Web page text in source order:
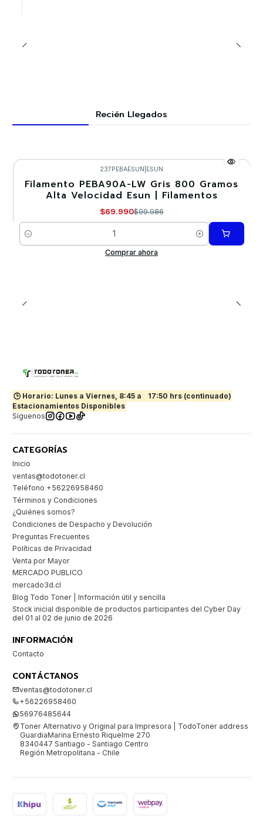
Recién Llegados
-30%
237PEBAESUN ESUN
Filamento PEBA90A-LW Gris 800 Gramos
Alta Velocidad Esun | Filamentos
$69.990$99.986
Cantidad
Comprar ahora
🕒 Horario: Lunes a Viernes, 8:45 a
17:50 hrs (continuado)
Estacionamientos Disponibles
Síguenos
CATEGORÍAS
Inicio
ventas@todotoner.cl
Teléfono +56226958460
Términos y Condiciones
¿Quiénes somos?
Condiciones de Despacho y Devolución
Preguntas Frecuentes
Políticas de Privacidad
Venta por Mayor
MERCADO PUBLICO
mercado3d.cl
Blog Todo Toner | Información útil y sencilla
Stock inicial disponible de productos participantes del Cyber Day
del 01 al 02 de junio de 2026
INFORMACIÓN
Contacto
CONTÁCTANOS
ventas@todotoner.cl
+56226958460
56976485644
Toner Alternativo y Original para Impresora | TodoToner address
GuardiaMarina Ernesto Riquelme 270
8340447 Santiago - Santiago Centro
Región Metropolitana - Chile